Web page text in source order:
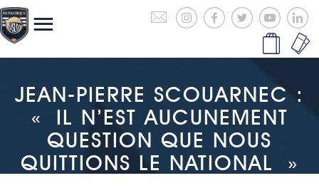
JEAN-PIERRE SCOUARNEC :
« IL N’EST AUCUNEMENT
QUESTION QUE NOUS
QUITTIONS LE NATIONAL »